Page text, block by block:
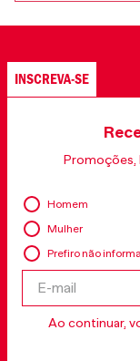
INSCREVA-SE
Promoções,
Homem
Mulher
Prefiro não
Ao continuar,